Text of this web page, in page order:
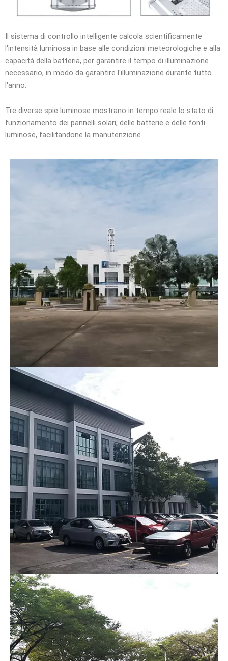
Il sistema di controllo intelligente calcola scientificamente
l'intensità luminosa in base alle condizioni meteorologiche e alla
capacità della batteria, per garantire il tempo di illuminazione
necessario, in modo da garantire l'illuminazione durante tutto
l'anno.
Tre diverse spie luminose mostrano in tempo reale lo stato di
funzionamento dei pannelli solari, delle batterie e delle fonti
luminose, facilitandone la manutenzione.